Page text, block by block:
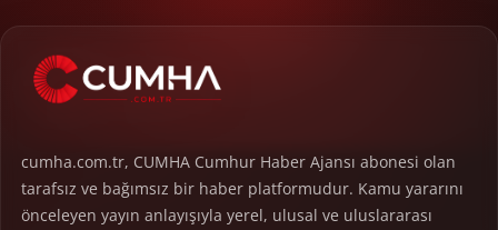
cumha.com.tr, CUMHA Cumhur Haber Ajansı abonesi olan
tarafsız ve bağımsız bir haber platformudur. Kamu yararını
önceleyen yayın anlayışıyla yerel, ulusal ve uluslararası